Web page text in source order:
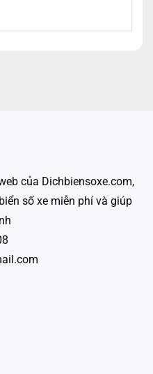
của Dichbiensoxe.com,
số xe miễn phí và giúp